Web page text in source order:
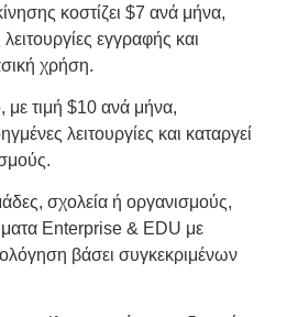
κοστίζει $7 ανά μήνα,
εγγραφής και
χρήση.
τιμή $10 ανά μήνα,
λειτουργίες και καταργεί
σχολεία ή οργανισμούς,
Enterprise & EDU με
βάσει συγκεκριμένων